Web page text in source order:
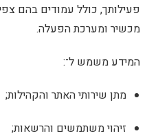
הפעלה.
ל־:
האתר והקהילות;
והרשאות;